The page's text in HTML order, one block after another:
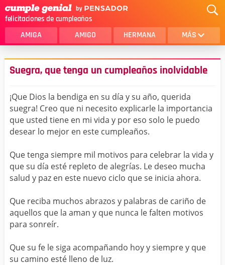
felicitaciones de cumpleaños
AMIGA AMIGO HERMANA MÁS
MAMA
AMOR
SOBRINA
HIJA
HERMANO
HIJO
PAPA
HOMBRE
TIA
CUÑADA
ALGUIEN ESPECIAL
PRIMO
Suegra, que tenga un cumpleaños inolvidable
¡Que Dios la bendiga en su día y su año, querida
suegra! Creo que ni necesito explicarle la importancia
que usted tiene en mi vida y por eso solo le puedo
desear lo mejor en este cumpleaños.
Que tenga siempre mil motivos para celebrar la vida y
que su día esté repleto de alegrías. Le deseo mucha
salud y paz en este nuevo ciclo que se inicia ahora.
Que reciba muchos abrazos y palabras de cariño de
aquellos que la aman y que nunca le falten motivos
para sonreír.
Que su fe le siga acompañando hoy y siempre y que
su camino esté lleno de luz.